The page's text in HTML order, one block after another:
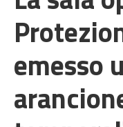
emesso